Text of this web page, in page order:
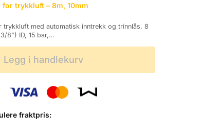
trykkluft – 8m, 10mm
trykkluft med automatisk inntrekk og trinnlås. 8
8”) ID, 15 bar,…
Legg i handlekurv
fraktpris: